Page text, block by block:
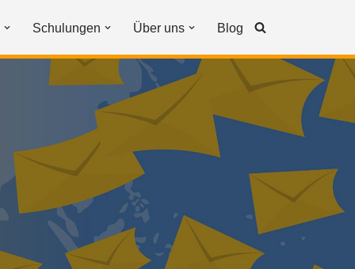
Schulungen Über uns Blog